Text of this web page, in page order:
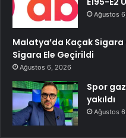
Ağustos
Malatya’da Kaçak
Sigara Ele Geçirildi
Ağustos 6, 2026
Spor
yakıldı
Ağustos